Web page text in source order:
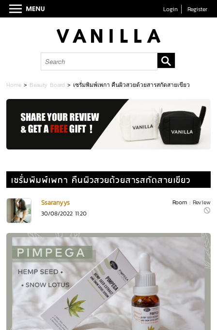
Login Register
Home > Beauty Board > เซรั่มพิมพ์เพกา คืนผิวสวยด้วยสารสกัดสายเขียว
เซรั่มพิมพ์เพกา คืนผิวสวยด้วยสารสกัดสายเขียว
Room : Review
Ssaranyys
30/08/2022 11:20